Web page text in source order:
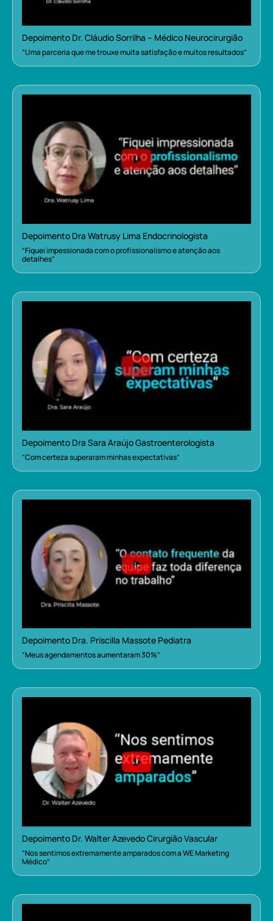
Depoimento Dr. Cláudio Sorrilha – Médico Neurocirurgião
“Uma parceria que me trouxe muita satisfação e muitos resultados”
Depoimento Dra Watrusy Lima Endocrinologista
“Fiquei impessionada com o profissionalismo e atenção aos
detalhes”
Depoimento Dra Sara Araújo Gastroenterologista
“Com certeza superaram minhas expectativas”
Depoimento Dra. Priscilla Massote Pediatra
“Meus agendamentos aumentaram 30%”
Depoimento Dr. Walter Azevedo Cirurgião Vascular
“Nos sentimos extremamente amparados com a WE Marketing
Médico”